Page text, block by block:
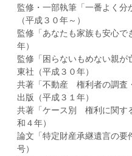
監修・一部執筆「一番よく分
（平成３０年～）
監修「あなたも家族も安心で
年）
監修「困らないもめない親
東社（平成３０年）
共著「不動産 権利者の調査
出版（平成３１年）
共著「ケース別 権利に関す
和４年）
論文「特定財産承継遺言の要
号）